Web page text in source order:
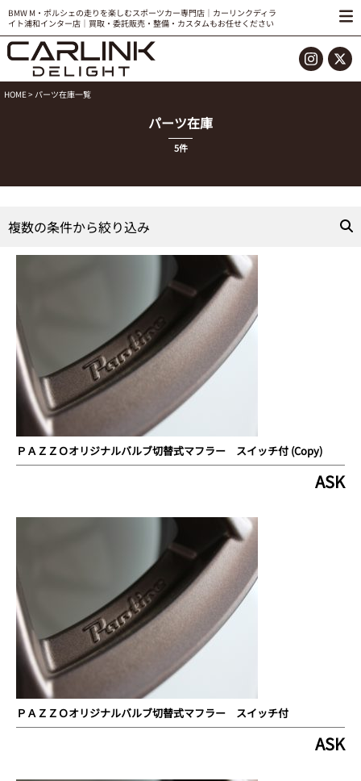
BMW M・ポルシェの走りを楽しむスポーツカー専門店｜カーリンクディラ
イト浦和インター店｜買取・委託販売・整備・カスタムもお任せください
HOME> パーツ在庫一覧
パーツ在庫
5件
複数の条件から絞り込み
ＰＡＺＺＯオリジナルバルブ切替式マフラー スイッチ付 (Copy)
ASK
ＰＡＺＺＯオリジナルバルブ切替式マフラー スイッチ付
ASK